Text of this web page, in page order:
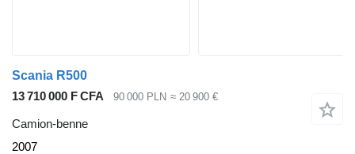
Scania R500
13 710 000 F CFA
90 000 PLN ≈ 20 900 €
Camion-benne
2007